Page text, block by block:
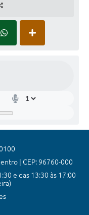
| CEP: 96760-000
e das 13:30 às 17:00